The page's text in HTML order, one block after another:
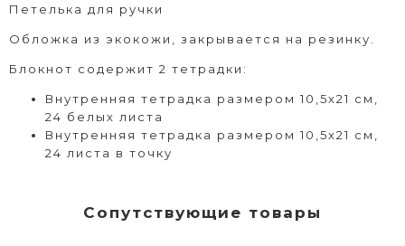
Петелька для ручки
Обложка из экокожи, закрывается на резинку.
Блокнот содержит 2 тетрадки:
Внутренняя тетрадка размером 10,5х21 см,
24 белых листа
Внутренняя тетрадка размером 10,5х21 см,
24 листа в точку
Сопутствующие товары